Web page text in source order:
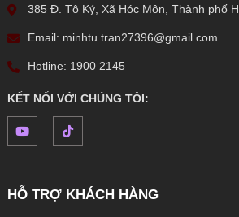
385 Đ. Tô Ký, Xã Hóc Môn, Thành phố
Email: minhtu.tran27396@gmail.com
Hotline: 1900 2145
KẾT NỐI VỚI CHÚNG TÔI:
HỖ TRỢ KHÁCH HÀNG